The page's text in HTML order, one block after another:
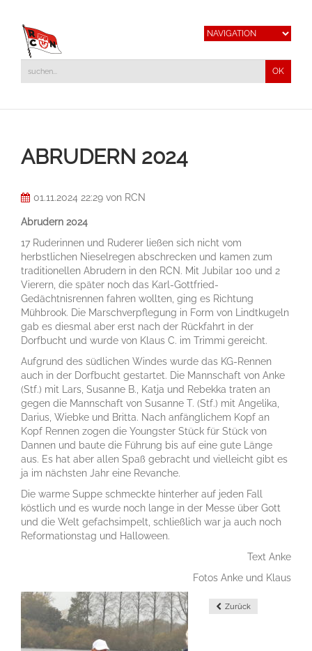
ABRUDERN 2024
01.11.2024 22:29 von RCN
Abrudern 2024
17 Ruderinnen und Ruderer ließen sich nicht vom
herbstlichen Nieselregen abschrecken und kamen zum
traditionellen Abrudern in den RCN. Mit Jubilar 100 und 2
Vierern, die später noch das Karl-Gottfried-
Gedächtnisrennen fahren wollten, ging es Richtung
Mühbrook. Die Marschverpflegung in Form von Lindtkugeln
gab es diesmal aber erst nach der Rückfahrt in der
Dorfbucht und wurde von Klaus C. im Trimmi gereicht.
Aufgrund des südlichen Windes wurde das KG-Rennen
auch in der Dorfbucht gestartet. Die Mannschaft von Anke
(Stf.) mit Lars, Susanne B., Katja und Rebekka traten an
gegen die Mannschaft von Susanne T. (Stf.) mit Angelika,
Darius, Wiebke und Britta. Nach anfänglichem Kopf an
Kopf Rennen zogen die Youngster Stück für Stück von
Dannen und baute die Führung bis auf eine gute Länge
aus. Es hat aber allen Spaß gebracht und vielleicht gibt es
ja im nächsten Jahr eine Revanche.
Die warme Suppe schmeckte hinterher auf jeden Fall
köstlich und es wurde noch lange in der Messe über Gott
und die Welt gefachsimpelt, schließlich war ja auch noch
Reformationstag und Halloween.
Text Anke
Fotos Anke und Klaus
Zurück